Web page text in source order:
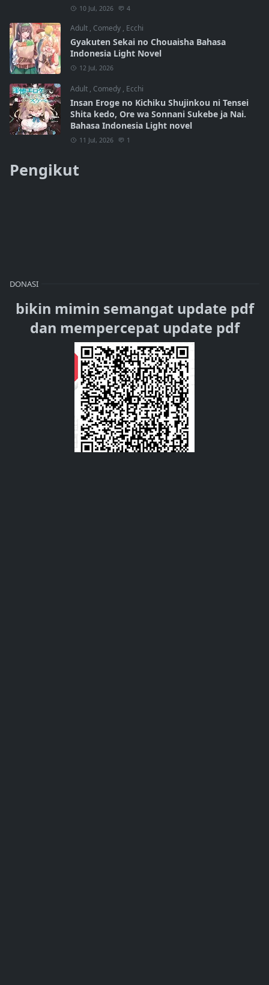
10 Jul, 2026 4
Adult , Comedy , Ecchi
Gyakuten Sekai no Chouaisha Bahasa
Indonesia Light Novel
12 Jul, 2026
Adult , Comedy , Ecchi
Insan Eroge no Kichiku Shujinkou ni Tensei
Shita kedo, Ore wa Sonnani Sukebe ja Nai.
Bahasa Indonesia Light novel
11 Jul, 2026 1
Pengikut
DONASI
bikin mimin semangat update pdf
dan mempercepat update pdf